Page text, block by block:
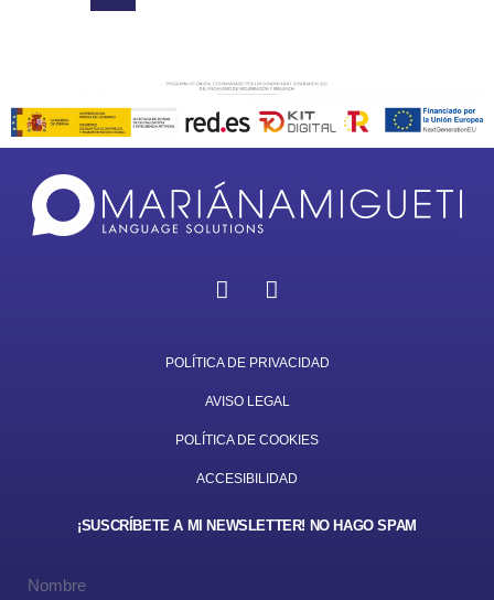
n
a
r
a
i
e
i
n
POLÍTICA DE PRIVACIDAD
AVISO LEGAL
POLÍTICA DE COOKIES
ACCESIBILIDAD
¡SUSCRÍBETE A MI NEWSLETTER! NO HAGO SPAM
Nombre